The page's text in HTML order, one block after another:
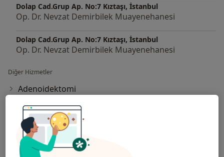
Dolap Cad.Grup Ap. No:7 Kıztaşı, İstanbul
Op. Dr. Nevzat Demirbilek Muayenehanesi
Dolap Cad.Grup Ap. No:7 Kıztaşı, İstanbul
Op. Dr. Nevzat Demirbilek Muayenehanesi
Diğer Hizmetler
Adenoidektomi
Apse Insizyonu Ve Drenajı
Blefaroplasti
Botoks